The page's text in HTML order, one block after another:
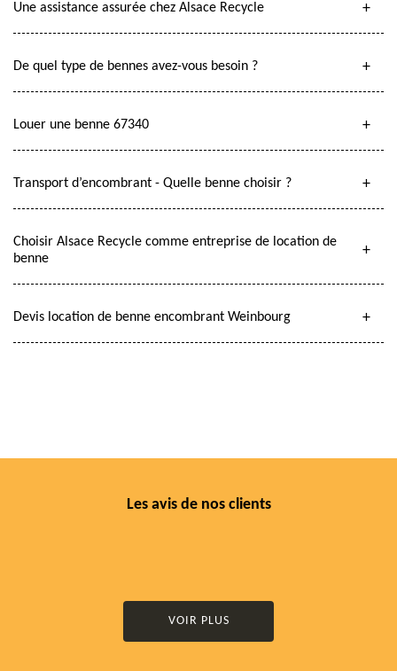
Une assistance assurée chez Alsace Recycle
De quel type de bennes avez-vous besoin ?
Louer une benne 67340
Transport d’encombrant - Quelle benne choisir ?
Choisir Alsace Recycle comme entreprise de location de
benne
Devis location de benne encombrant Weinbourg
Les avis de nos clients
VOIR PLUS